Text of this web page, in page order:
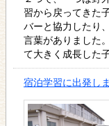
習から戻ってきた
バーと協力したり
言葉がありました
て大きく成長した
宿泊学習に出発し